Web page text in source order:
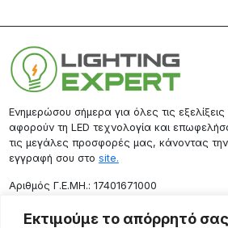
Εκτιμούμε το απόρρητό
Ενημερώσου σήμερα για όλες τις εξελίξεις
αφορούν τη LED τεχνολογία και
τις μεγάλες προσφορές μας, κάνοντας την
εγγραφή σου στο site.
Aριθμός Γ.Ε.ΜΗ.: 17401671000
Επικοινωνία